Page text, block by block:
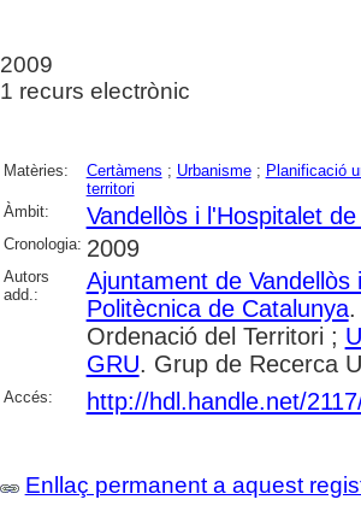
2009
1 recurs electrònic
Matèries: Certàmens ; Urbanisme; Planificació
territori
Àmbit:
Vandellòs i l'Hospitalet
Cronologia: 2009
Autors
add.:
Ajuntament de
Politècnica de Catalunya.
Ordenació del Territori ;
GRU. Grup de Recerca
Accés: http://hdl.handle.net/
Enllaç permanent a aquest